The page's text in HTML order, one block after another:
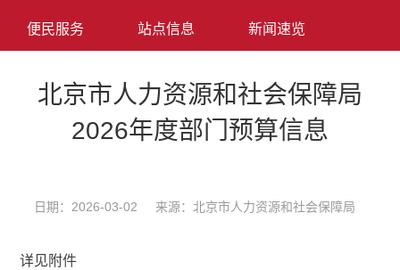
便民服务 站点信息 新闻速览
北京市人力资源和社会保障局
2026年度部门预算信息
日期：2026-03-02 来源：北京市人力资源和社会保障局
详见附件